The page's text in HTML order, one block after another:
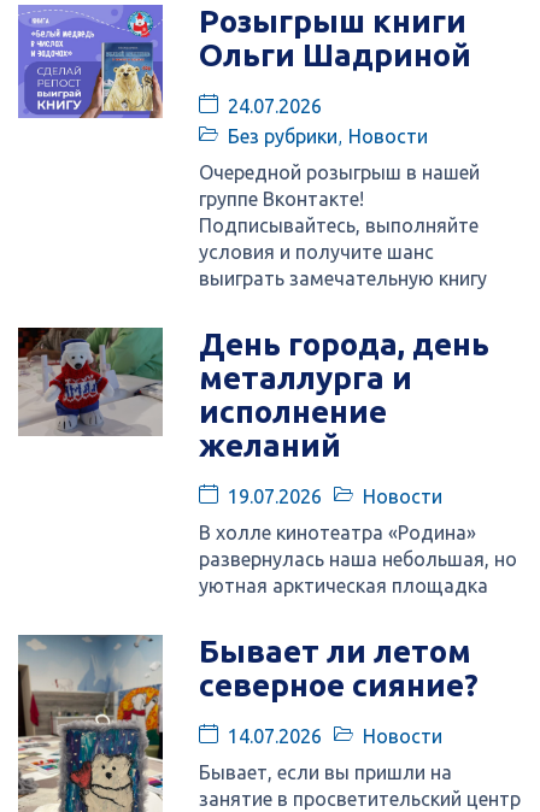
Розыгрыш книги
Ольги Шадриной
24.07.2026
Без рубрики
Новости
Очередной розыгрыш в нашей
группе Вконтакте!
Подписывайтесь, выполняйте
условия и получите шанс
выиграть замечательную книгу
День города, день
металлурга и
исполнение
желаний
19.07.2026
Новости
В холле кинотеатра «Родина»
развернулась наша небольшая, но
уютная арктическая площадка
Бывает ли летом
северное сияние?
14.07.2026
Новости
Бывает, если вы пришли на
занятие в просветительский центр